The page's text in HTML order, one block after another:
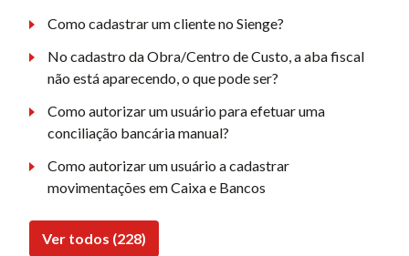
Como cadastrar um cliente no Sienge?
No cadastro da Obra/Centro de Custo, a aba fiscal
não está aparecendo, o que pode ser?
Como autorizar um usuário para efetuar uma
conciliação bancária manual?
Como autorizar um usuário a cadastrar
movimentações em Caixa e Bancos
Ver todos (228)